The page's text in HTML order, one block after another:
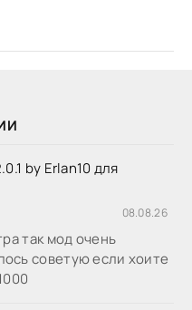
by Erlan10 для
08.08.26
так мод очень
советую если хоите